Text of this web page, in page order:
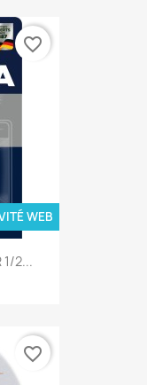
1/2...
WEB
favorite_border
favorite_border